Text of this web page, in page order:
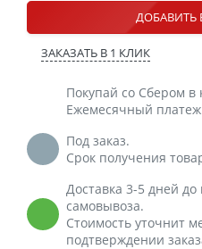
ДОБАВИТЬ
ЗАКАЗАТЬ В 1 КЛИК
Покупай со Сбером в
Ежемесячный платеж
Под заказ.
Срок получения
Доставка 3-5 дней
самовывоза.
Стоимость уточнит
подтверждении